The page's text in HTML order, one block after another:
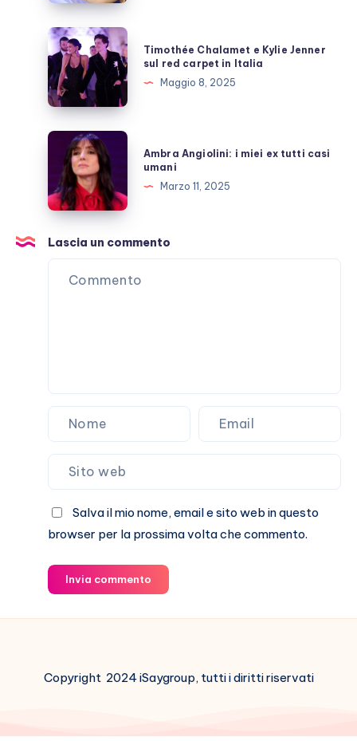
rari
momenti
di
“lucidità”
Timothée
Chalamet
e
Kylie
Jenner
sul
carpet
in
Italia
Timothée Chalamet e Kylie Jenner
sul red carpet in Italia
Maggio 8, 2025
Ambra
Angiolini:
miei
ex
tutti
casi
umani
Ambra Angiolini: i miei ex tutti casi
umani
Marzo 11, 2025
Lascia un commento
Salva il mio nome, email e sito web in questo
browser per la prossima volta che commento.
Invia commento
Copyright 2024 iSaygroup, tutti i diritti riservati